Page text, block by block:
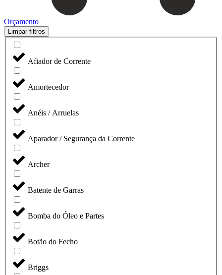
Orçamento
Limpar filtros
Afiador de Corrente
Amortecedor
Anéis / Arruelas
Aparador / Segurança da Corrente
Archer
Batente de Garras
Bomba do Óleo e Partes
Botão do Fecho
Briggs